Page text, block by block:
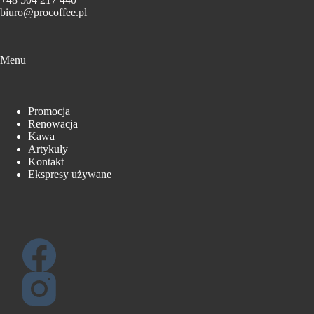
biuro@procoffee.pl
Menu
Promocja
Renowacja
Kawa
Artykuły
Kontakt
Ekspresy używane